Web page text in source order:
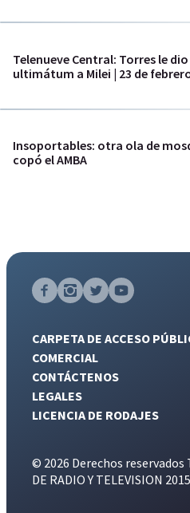
Telenueve Central: Torres le
ultimátum a Milei | 23 de
Insoportables: otra ola de
copó el AMBA
CARPETA DE ACCESO
COMERCIAL
CONTÁCTENOS
LEGALES
LICENCIA DE RODAJES
© 2026 Derechos reservados
DE RADIO Y TELEVISION 2015